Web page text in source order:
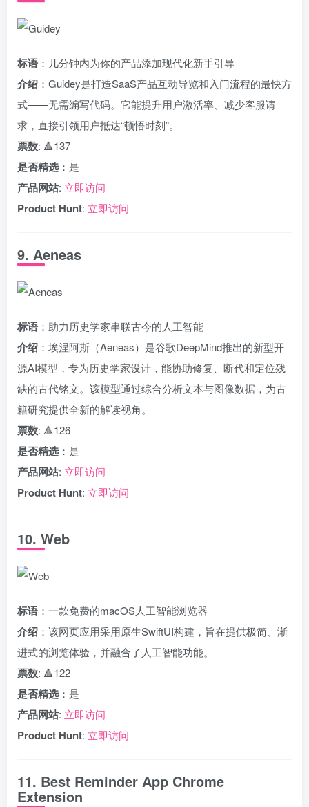
标语 ：几分钟内为你的产品添加现代化新手引导
介绍 ：Guidey是打造SaaS产品互动导览和入门流程的最快方
式——无需编写代码。它能提升用户激活率、减少客服请
求，直接引领用户抵达“顿悟时刻”。
票数: 🔺137
是否精选 ：是
产品网站: 立即访问
Product Hunt: 立即访问
9. Aeneas
标语 ：助力历史学家串联古今的人工智能
介绍 ：埃涅阿斯（Aeneas）是谷歌DeepMind推出的新型开
源AI模型，专为历史学家设计，能协助修复、断代和定位残
缺的古代铭文。该模型通过综合分析文本与图像数据，为古
籍研究提供全新的解读视角。
票数: 🔺126
是否精选 ：是
产品网站: 立即访问
Product Hunt: 立即访问
10. Web
标语 ：一款免费的macOS人工智能浏览器
介绍 ：该网页应用采用原生SwiftUI构建，旨在提供极简、渐
进式的浏览体验，并融合了人工智能功能。
票数: 🔺122
是否精选 ：是
产品网站: 立即访问
Product Hunt: 立即访问
11. Best Reminder App Chrome
Extension